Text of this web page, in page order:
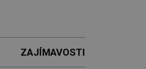
ZAJÍMAVOSTI